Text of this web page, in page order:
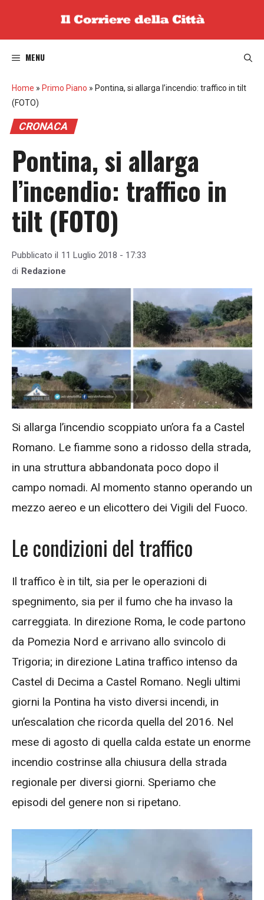
MENU
Home » Primo Piano » Pontina, si allarga l’incendio: traffico in tilt
(FOTO)
CRONACA
Pontina, si allarga
l’incendio: traffico in
tilt (FOTO)
Pubblicato il 11 Luglio 2018 - 17:33
di Redazione
Si allarga l’incendio scoppiato un’ora fa a Castel
Romano. Le fiamme sono a ridosso della strada,
in una struttura abbandonata poco dopo il
campo nomadi. Al momento stanno operando un
mezzo aereo e un elicottero dei Vigili del Fuoco.
Le condizioni del traffico
Il traffico è in tilt, sia per le operazioni di
spegnimento, sia per il fumo che ha invaso la
carreggiata. In direzione Roma, le code partono
da Pomezia Nord e arrivano allo svincolo di
Trigoria; in direzione Latina traffico intenso da
Castel di Decima a Castel Romano. Negli ultimi
giorni la Pontina ha visto diversi incendi, in
un’escalation che ricorda quella del 2016. Nel
mese di agosto di quella calda estate un enorme
incendio costrinse alla chiusura della strada
regionale per diversi giorni. Speriamo che
episodi del genere non si ripetano.